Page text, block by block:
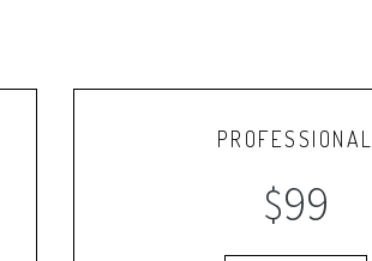
PROFESSIONAL
$99